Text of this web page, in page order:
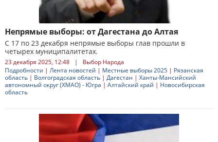
Непрямые выборы: от Дагестана до Алтая
С 17 по 23 декабря непрямые выборы глав прошли в
четырех муниципалитетах.
23 декабря 2025, 12:48 |
Выбор Народа
Подробности | Лента новостей | Местные выборы 2025 | Рязанская
область | Волгоградская область | Дагестан | Ханты-Мансийский
автономный округ (ХМАО) - Югра | Алтайский край | Новосибирская
область